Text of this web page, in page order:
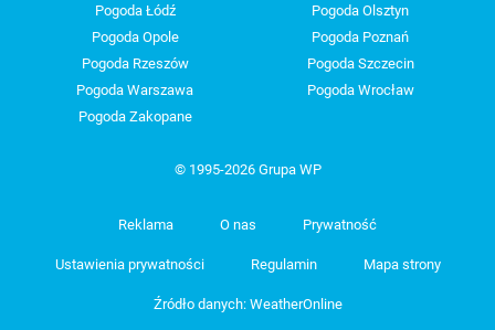
Pogoda Łódź
Pogoda Olsztyn
Pogoda Opole
Pogoda Poznań
Pogoda Rzeszów
Pogoda Szczecin
Pogoda Warszawa
Pogoda Wrocław
Pogoda Zakopane
© 1995-2026 Grupa WP
Reklama O nas Prywatność
Ustawienia prywatności Regulamin Mapa strony
Źródło danych: WeatherOnline